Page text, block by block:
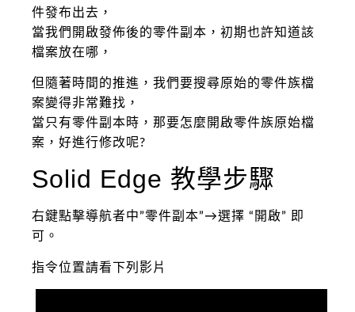
件發布出去，
當我們開啟發佈後的零件副本，初期也許知道該
檔案放在哪，
但隨著時間的推進，我們要搜尋原始的零件族檔
案變得非常難找，
當只有零件副本時，那要怎麼開啟零件族原始檔
案，好進行修改呢?
Solid Edge 教學步驟
右鍵點擊導航者中”零件副本”→選擇 “開啟” 即
可。
指令位置請看下列影片